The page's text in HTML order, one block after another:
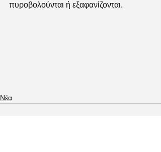
πυροβολούνται ή εξαφανίζονται.
Νέα